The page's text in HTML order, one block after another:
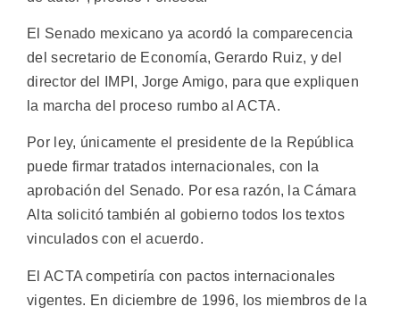
El Senado mexicano ya acordó la comparecencia
del secretario de Economía, Gerardo Ruiz, y del
director del IMPI, Jorge Amigo, para que expliquen
la marcha del proceso rumbo al ACTA.
Por ley, únicamente el presidente de la República
puede firmar tratados internacionales, con la
aprobación del Senado. Por esa razón, la Cámara
Alta solicitó también al gobierno todos los textos
vinculados con el acuerdo.
El ACTA competiría con pactos internacionales
vigentes. En diciembre de 1996, los miembros de la